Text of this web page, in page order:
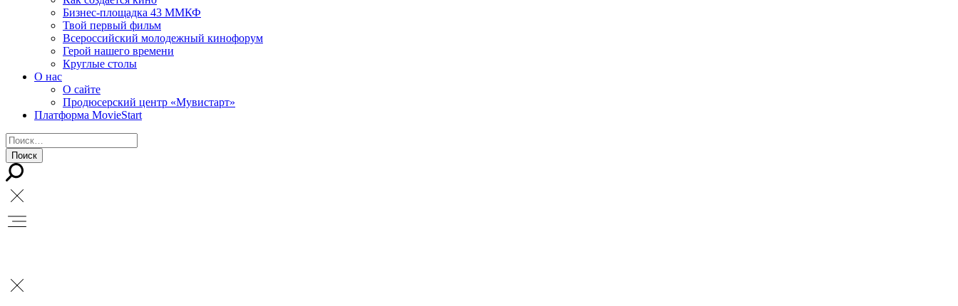
Бизнес-площадка 43 ММКФ
Твой первый фильм
Всероссийский молодежный кинофорум
Герой нашего времени
Круглые столы
О нас
О сайте
Продюсерский центр «Мувистарт»
Платформа MovieStart